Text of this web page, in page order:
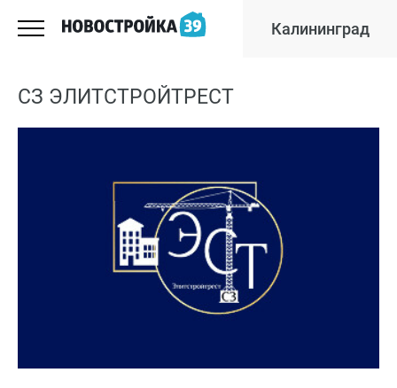
Калининград
СЗ ЭЛИТСТРОЙТРЕСТ